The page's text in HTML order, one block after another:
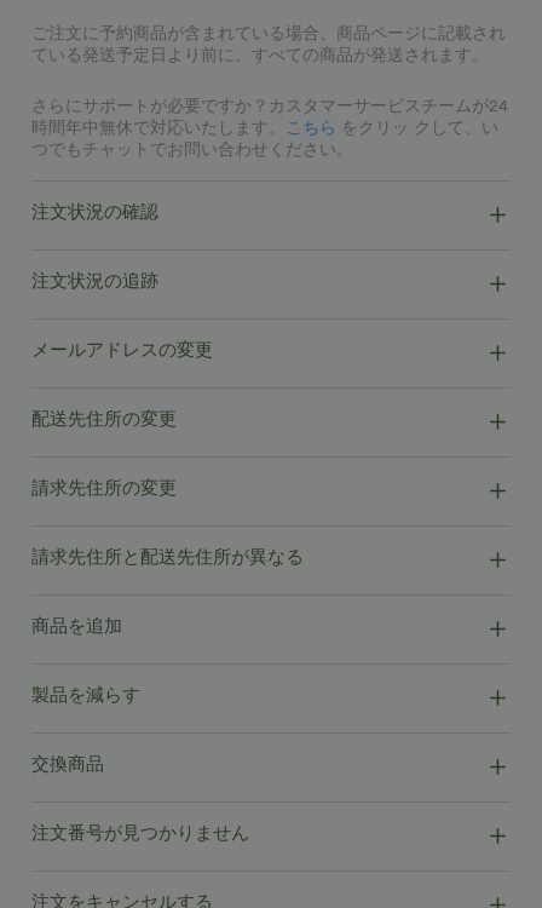
ご注文に予約商品が含まれている場合、商品ページに記載され
ている発送予定日より前に、すべての商品が発送されます。
さらにサポートが必要ですか？カスタマーサービスチームが24
時間年中無休で対応いたします。
こちら をクリッ クして、い
つでもチャットでお問い合わせください。
注文状況の確認
注文状況の追跡
メールアドレスの変更
配送先住所の変更
請求先住所の変更
請求先住所と配送先住所が異なる
商品を追加
製品を減らす
交換商品
注文番号が見つかりません
注文をキャンセルする